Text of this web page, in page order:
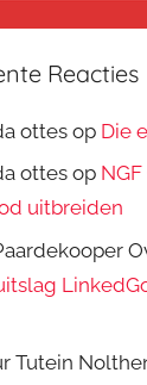
Reacties
ottes op Die
ottes op
uitbreiden
Tutein